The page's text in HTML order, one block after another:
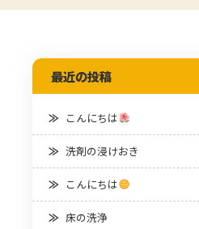
最近の投稿
こんにちは
洗剤の浸けおき
こんにちは
床の洗浄